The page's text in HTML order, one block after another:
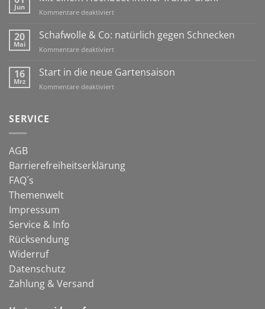
den
Jun
Kommentare deaktiviertfür
einem
immer
dran!
20
Mai
Schafwolle & Co: natürlich gegen Schnecken
Kommentare deaktiviertfür
&
natürlich
16
Mrz
Start in die neue Gartensaison
Kommentare deaktiviertfür
SERVICE
AGB
Barrierefreiheitserklärung
FAQ´s
Themenwelt
Impressum
Service & Info
Rücksendung
Widerruf
Datenschutz
Zahlung & Versand